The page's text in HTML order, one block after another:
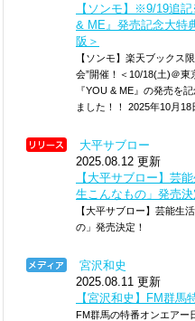
【ソンモ】※9/19追
& ME』発売記念大特
阪＞
【ソンモ】楽天ブックス
会”開催！＜10/18(土)＠
『YOU & ME』の発売を
ました！！ 2025年10月
大平サブロー
2025.08.12 更新
【大平サブロー】芸
生こんなもの」発売
【大平サブロー】芸能生
の」発売決定！
宮沢和史
2025.08.11 更新
【宮沢和史】FM群馬
FM群馬の特番オンエアー